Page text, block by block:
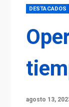
DESTACADOS
agosto 13,